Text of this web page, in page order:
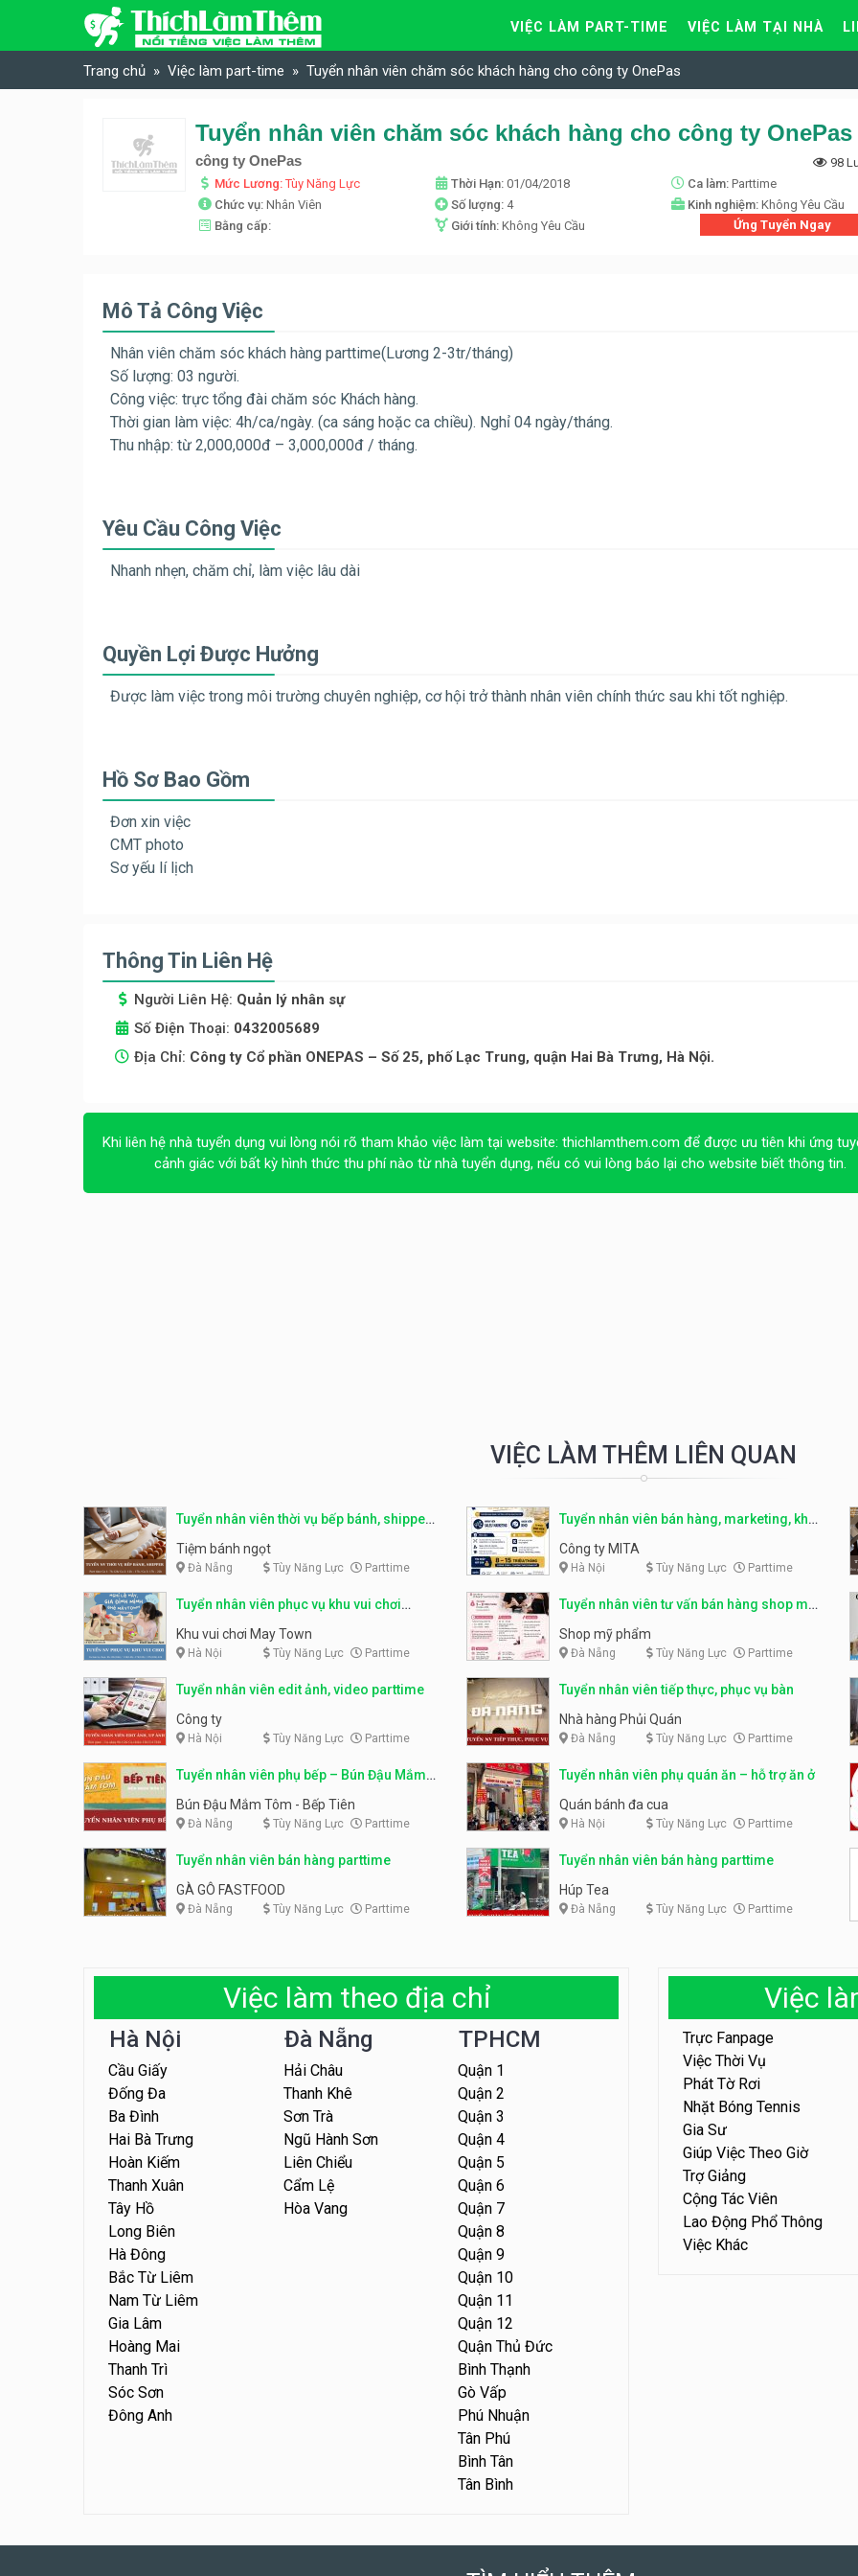
Skip to content
VIỆC LÀM PART-TIME VIỆC LÀM TẠI NHÀ
Trang chủ Việc làm part-time Tuyển nhân viên chăm sóc khách hàng cho công ty OnePas
Tuyển nhân viên chăm sóc khách hàng cho công ty OnePas
công ty OnePas
98
Mức Lương:Tùy Năng Lực Thời Hạn: 01/04/2018 Ca làm: Parttime
Chức vụ: Nhân Viên Số lượng: 4 Kinh nghiệm: Không Yêu Cầu
Bằng cấp:
Giới tính: Không Yêu Cầu Ứng Tuyển Ngay
Mô Tả Công Việc
Nhân viên chăm sóc khách hàng parttime(Lương 2-3tr/tháng)
Số lượng: 03 người.
Công việc: trực tổng đài chăm sóc Khách hàng.
Thời gian làm việc: 4h/ca/ngày. (ca sáng hoặc ca chiều). Nghỉ 04 ngày/tháng.
Thu nhập: từ 2,000,000đ – 3,000,000đ / tháng.
Yêu Cầu Công Việc
Nhanh nhẹn, chăm chỉ, làm việc lâu dài
Quyền Lợi Được Hưởng
Được làm việc trong môi trường chuyên nghiệp, cơ hội trở thành nhân viên chính thức sau khi tốt nghiệp.
Hồ Sơ Bao Gồm
Đơn xin việc
CMT photo
Sơ yếu lí lịch
Thông Tin Liên Hệ
Người Liên Hệ: Quản lý nhân sự
Số Điện Thoại: 0432005689
Địa Chỉ: Công ty Cổ phần ONEPAS – Số 25, phố Lạc Trung, quận Hai Bà Trưng, Hà Nội.
Khi liên hệ nhà tuyển dụng vui lòng nói rõ tham khảo việc làm tại website: thichlamthem.com để được ưu tiên khi ứng
cảnh giác với bất kỳ hình thức thu phí nào từ nhà tuyển dụng, nếu có vui lòng báo lại cho website biết thông tin.
VIỆC LÀM THÊM LIÊN QUAN
Tuyển nhân viên thời vụ bếp bánh, shipper
parttime
Tiệm bánh ngọt
Đà Nẵng Tùy Năng Lực Parttime
Tuyển nhân viên bán hàng, marketing, kho
– parttime, fulltime
Công ty MITA
Hà Nội Tùy Năng Lực Parttime
Tuyển nhân viên phục vụ khu vui chơi
parttime linh động
Khu vui chơi May Town
Hà Nội Tùy Năng Lực Parttime
Tuyển nhân viên tư vấn bán hàng shop mỹ
phẩm
Shop mỹ phẩm
Đà Nẵng Tùy Năng Lực Parttime
Tuyển nhân viên edit ảnh, video parttime
Công ty
Hà Nội Tùy Năng Lực Parttime
Tuyển nhân viên tiếp thực, phục vụ bàn
Nhà hàng Phủi Quán
Đà Nẵng Tùy Năng Lực Parttime
Tuyển nhân viên phụ bếp – Bún Đậu Mắm
Tôm – Bếp Tiên
Bún Đậu Mắm Tôm - Bếp Tiên
Đà Nẵng Tùy Năng Lực Parttime
Tuyển nhân viên phụ quán ăn – hỗ trợ ăn ở
Quán bánh đa cua
Hà Nội Tùy Năng Lực Parttime
Tuyển nhân viên bán hàng parttime
GÀ GÔ FASTFOOD
Đà Nẵng Tùy Năng Lực Parttime
Tuyển nhân viên bán hàng parttime
Húp Tea
Đà Nẵng Tùy Năng Lực Parttime
Việc làm theo địa chỉ
Hà Nội
Cầu Giấy
Đống Đa
Ba Đình
Hai Bà Trưng
Hoàn Kiếm
Thanh Xuân
Tây Hồ
Long Biên
Hà Đông
Bắc Từ Liêm
Nam Từ Liêm
Gia Lâm
Hoàng Mai
Thanh Trì
Sóc Sơn
Đông Anh
Đà Nẵng
Hải Châu
Thanh Khê
Sơn Trà
Ngũ Hành Sơn
Liên Chiểu
Cẩm Lệ
Hòa Vang
TPHCM
Quận 1
Quận 2
Quận 3
Quận 4
Quận 5
Quận 6
Quận 7
Quận 8
Quận 9
Quận 10
Quận 11
Quận 12
Quận Thủ Đức
Bình Thạnh
Gò Vấp
Phú Nhuận
Tân Phú
Bình Tân
Tân Bình
Việc
Trực Fanpage
Việc Thời Vụ
Phát Tờ Rơi
Nhặt Bóng Tennis
Gia Sư
Giúp Việc Theo Giờ
Trợ Giảng
Cộng Tác Viên
Lao Động Phổ Thông
Việc Khác